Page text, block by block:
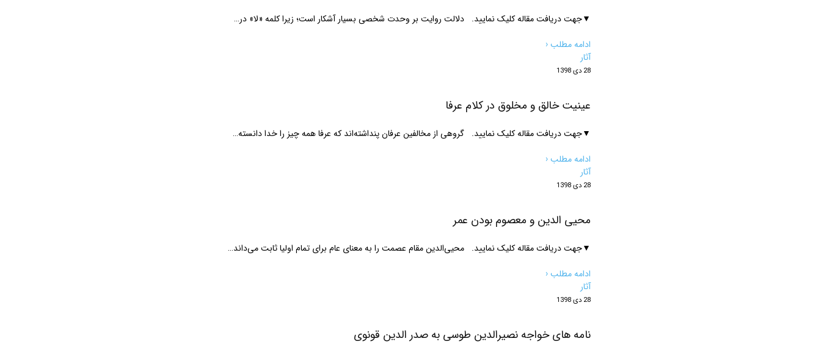
▼جهت دریافت مقاله کلیک نمایید. دلالت روایت بر وحدت شخصی بسیار آشکار است؛ زیرا کلمه «لا» در…
ادامه مطلب ‹
آثار
28 دی 1398
عینیت خالق و مخلوق در کلام عرفا
▼جهت دریافت مقاله کلیک نمایید. گروهی از مخالفین عرفان پنداشته‌اند که عرفا همه چیز را خدا دانسته…
ادامه مطلب ‹
آثار
28 دی 1398
محیی الدین و معصوم بودن عمر
▼جهت دریافت مقاله کلیک نمایید. محیی‌الدین مقام عصمت را به معنای عام برای تمام اولیا ثابت می‌داند…
ادامه مطلب ‹
آثار
28 دی 1398
نامه های خواجه نصیرالدین طوسی به صدر الدین قونوی